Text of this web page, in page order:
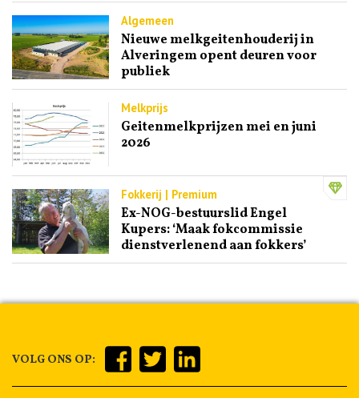
Algemeen
Nieuwe melkgeitenhouderij in
Alveringem opent deuren voor
publiek
Melkprijs
Geitenmelkprijzen mei en juni
2026
Fokkerij | Premium
Ex-NOG-bestuurslid Engel
Kupers: ‘Maak fokcommissie
dienstverlenend aan fokkers’
VOLG ONS OP: